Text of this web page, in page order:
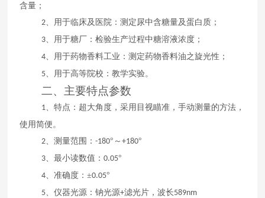
含量；
2 、用于临床及医院：测定尿中含糖量及蛋白质；
3 、用于糖厂：检验生产过程中糖溶液浓度；
4 、用于药物香料工业：测定药物香料油之旋光性；
5 、用于高等院校：教学实验。
二、主要特点参数
1 、特点：超大角度，采用目视瞄准，手动测量的方法，
使用简便。
2 、测量范围：-180°～+180°
3 、最小读数值：0.05°
4 、准确度：±0.05°
5 、仪器光源：钠光源+滤光片，波长589nm